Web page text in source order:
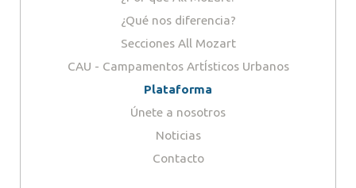
¿Qué nos diferencia?
Secciones All Mozart
CAU - Campamentos ArtÍsticos Urbanos
Plataforma
Únete a nosotros
Noticias
Contacto